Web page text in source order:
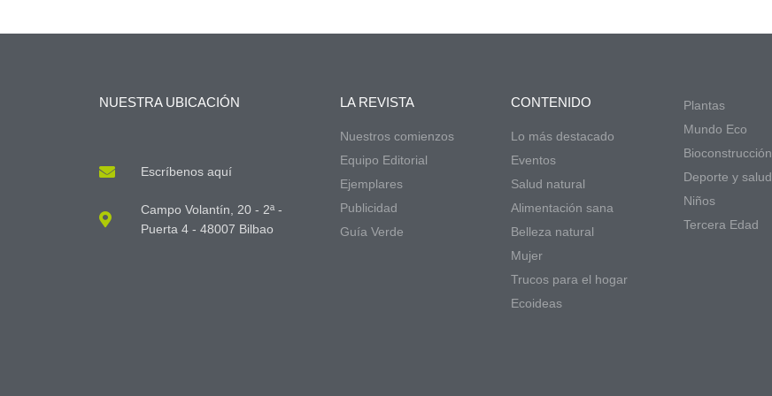
NUESTRA UBICACIÓN
Escríbenos aquí
Campo Volantín, 20 - 2ª -
Puerta 4 - 48007 Bilbao
LA REVISTA
Nuestros comienzos
Equipo Editorial
Ejemplares
Publicidad
Guía Verde
CONTENIDO
Lo más destacado
Eventos
Salud natural
Alimentación sana
Belleza natural
Mujer
Trucos para el hogar
Ecoideas
Plantas
Mundo Eco
Bioconstrucción
Deporte y salud
Niños
Tercera Edad